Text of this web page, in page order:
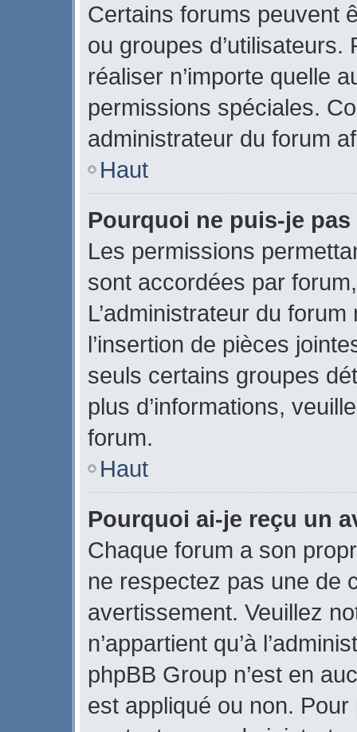
Certains forums peuvent
ou groupes
réaliser n’importe quelle
permissions spéciales.
administrateur du forum
Haut
Pourquoi ne puis-je
Les permissions
sont accordées par
L’administrateur du
l’insertion de pièces
seuls certains groupes
plus d’informations,
forum.
Haut
Pourquoi ai-je reçu un
Chaque forum a son
ne respectez pas une de
avertissement. Veuillez
n’appartient qu’à
phpBB Group n’est en
est appliqué ou non. Pour